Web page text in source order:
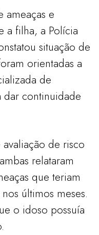
ameaças e
a filha, a Polícia
situação de
orientadas a
de
continuidade
de risco
relataram
que teriam
últimos meses.
o idoso possuía